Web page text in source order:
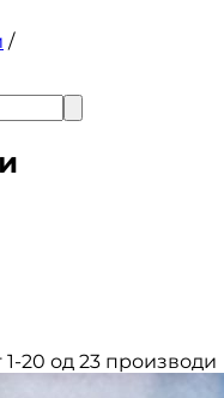
/
20 од 23 производи